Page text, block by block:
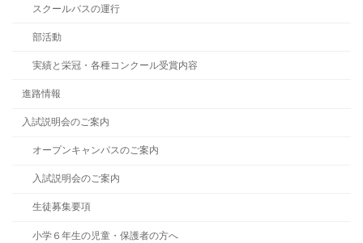
スクールバスの運行
部活動
実績と栄冠・各種コンクール受賞内容
進路情報
入試説明会のご案内
オープンキャンパスのご案内
入試説明会のご案内
生徒募集要項
小学６年生の児童・保護者の方へ